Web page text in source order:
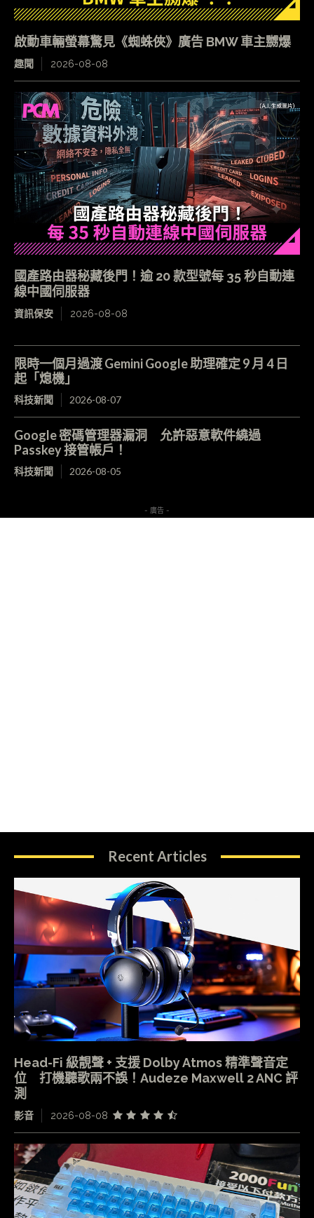
啟動車輛螢幕驚見《蜘蛛俠》廣告 BMW 車主嬲爆
趣聞 2026-08-08
國產路由器秘藏後門！逾 20 款型號每 35 秒自動連
線中國伺服器
資訊保安 2026-08-08
限時一個月過渡 Gemini Google 助理確定 9 月 4 日
起「熄機」
科技新聞 2026-08-07
Google 密碼管理器漏洞 允許惡意軟件繞過
Passkey 接管帳戶！
科技新聞 2026-08-05
- 廣告 -
Recent Articles
Head-Fi 級靚聲 + 支援 Dolby Atmos 精準聲音定
位 打機聽歌兩不誤！Audeze Maxwell 2 ANC 評
測
影音 2026-08-08